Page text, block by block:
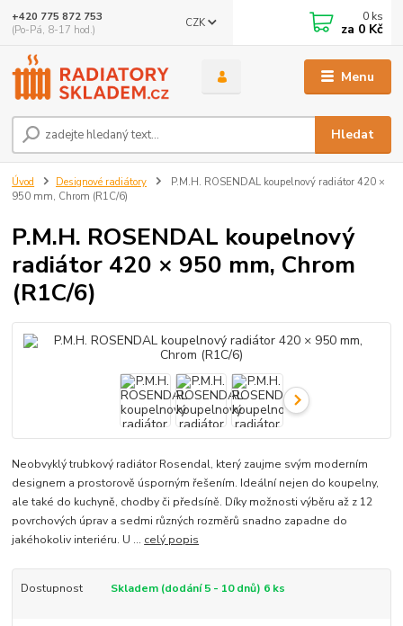
Menu
CZK
Hledat
+420 775 872 753
(Po-Pá, 8-17 hod.)
0 ks
za 0 Kč
Úvod Designové radiátory
P.M.H. ROSENDAL koupelnový radiátor 420 ×
950 mm, Chrom (R1C/6)
P.M.H. ROSENDAL koupelnový
radiátor 420 × 950 mm, Chrom
(R1C/6)
Neobvyklý trubkový radiátor Rosendal, který zaujme svým moderním
designem a prostorově úsporným řešením. Ideální nejen do koupelny,
ale také do kuchyně, chodby či předsíně. Díky možnosti výběru až z 12
povrchových úprav a sedmi různých rozměrů snadno zapadne do
jakéhokoliv interiéru. U ... celý popis
Dostupnost Skladem (dodání 5 - 10 dnů) 6 ks